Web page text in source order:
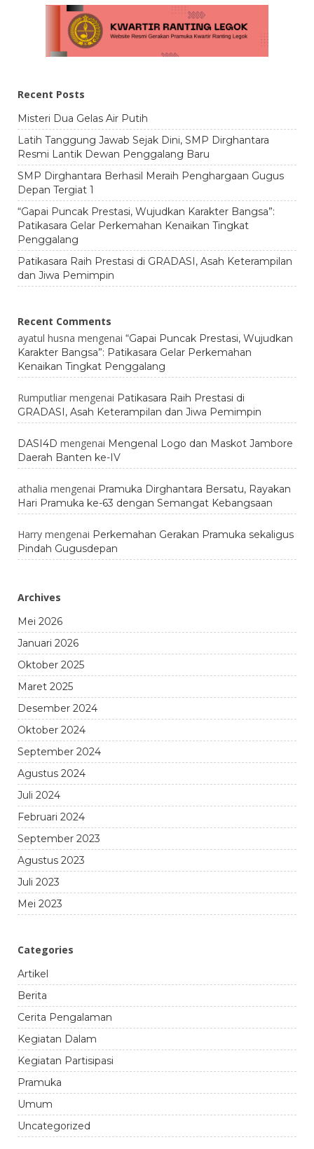
Recent Posts
Misteri Dua Gelas Air Putih
Latih Tanggung Jawab Sejak Dini, SMP Dirghantara
Resmi Lantik Dewan Penggalang Baru
SMP Dirghantara Berhasil Meraih Penghargaan Gugus
Depan Tergiat 1
“Gapai Puncak Prestasi, Wujudkan Karakter Bangsa”:
Patikasara Gelar Perkemahan Kenaikan Tingkat
Penggalang
Patikasara Raih Prestasi di GRADASI, Asah Keterampilan
dan Jiwa Pemimpin
Recent Comments
ayatul husna mengenai “Gapai Puncak Prestasi, Wujudkan
Karakter Bangsa”: Patikasara Gelar Perkemahan
Kenaikan Tingkat Penggalang
Rumputliar mengenai Patikasara Raih Prestasi di
GRADASI, Asah Keterampilan dan Jiwa Pemimpin
DASI4D mengenai Mengenal Logo dan Maskot Jambore
Daerah Banten ke-IV
athalia mengenai Pramuka Dirghantara Bersatu, Rayakan
Hari Pramuka ke-63 dengan Semangat Kebangsaan
Harry mengenai Perkemahan Gerakan Pramuka sekaligus
Pindah Gugusdepan
Archives
Mei 2026
Januari 2026
Oktober 2025
Maret 2025
Desember 2024
Oktober 2024
September 2024
Agustus 2024
Juli 2024
Februari 2024
September 2023
Agustus 2023
Juli 2023
Mei 2023
Categories
Artikel
Berita
Cerita Pengalaman
Kegiatan Dalam
Kegiatan Partisipasi
Pramuka
Umum
Uncategorized